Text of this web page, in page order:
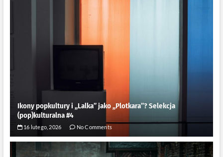
Ikony popkultury i ,,Lalka” jako ,,Plotkara”? Selekcja
(pop)kulturalna #4
16 lutego, 2026 No Comments